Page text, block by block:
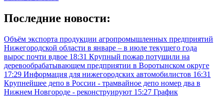
Последние новости:
Объём экспорта продукции агропромышленных предприятий
Нижегородской области в январе – в июле текущего года
вырос почти вдвое 18:31 Крупный пожар потушили на
деревообрабатывающем предприятии в Воротынском округе
17:29 Информация для нижегородских автомобилистов 16:31
Крупнейшее депо в России - трамвайное депо номер два в
Нижнем Новгороде - реконструируют 15:27 График